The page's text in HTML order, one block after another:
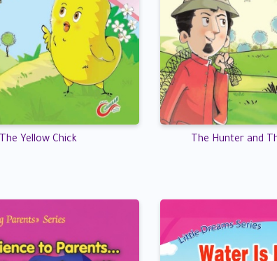
The Hunter and
The Yellow Chick